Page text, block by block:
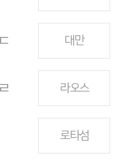
ㄷ 대만
ㄹ 라오스
로타섬